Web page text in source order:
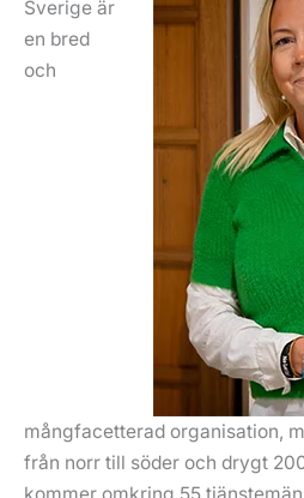
Sverige är
en bred
och
mångfacetterad organisation,
från norr till söder och drygt